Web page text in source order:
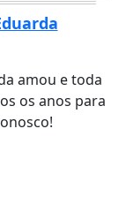
amou e toda
os anos para